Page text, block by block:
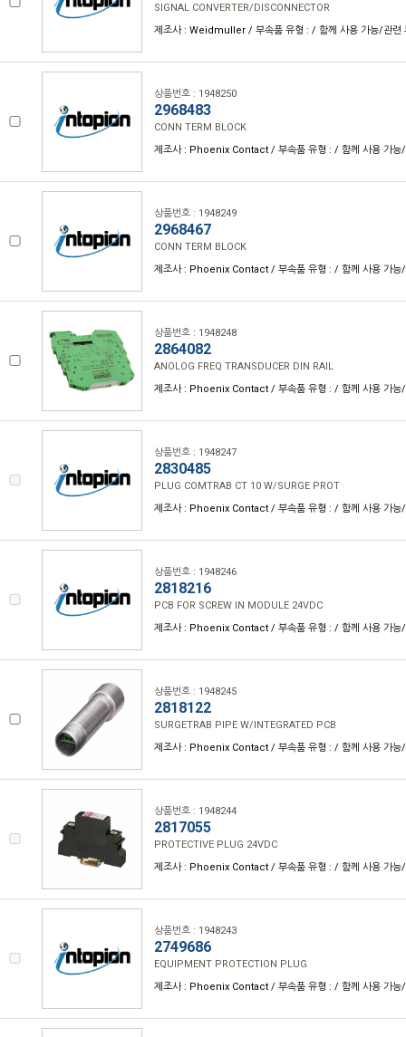
SIGNAL CONVERTER/DISCONNECTOR
제조사 : Weidmuller / 부속품 유형 : / 함께 사용 가능/관련
상품번호 : 1948250
2968483
CONN TERM BLOCK
제조사 : Phoenix Contact / 부속품 유형 : / 함께 사용 가능/
상품번호 : 1948249
2968467
CONN TERM BLOCK
제조사 : Phoenix Contact / 부속품 유형 : / 함께 사용 가능/
상품번호 : 1948248
2864082
ANOLOG FREQ TRANSDUCER DIN RAIL
제조사 : Phoenix Contact / 부속품 유형 : / 함께 사용 가능/
상품번호 : 1948247
2830485
PLUG COMTRAB CT 10 W/SURGE PROT
제조사 : Phoenix Contact / 부속품 유형 : / 함께 사용 가능/
상품번호 : 1948246
2818216
PCB FOR SCREW IN MODULE 24VDC
제조사 : Phoenix Contact / 부속품 유형 : / 함께 사용 가능/
상품번호 : 1948245
2818122
SURGETRAB PIPE W/INTEGRATED PCB
제조사 : Phoenix Contact / 부속품 유형 : / 함께 사용 가능/
상품번호 : 1948244
2817055
PROTECTIVE PLUG 24VDC
제조사 : Phoenix Contact / 부속품 유형 : / 함께 사용 가능/
상품번호 : 1948243
2749686
EQUIPMENT PROTECTION PLUG
제조사 : Phoenix Contact / 부속품 유형 : / 함께 사용 가능/